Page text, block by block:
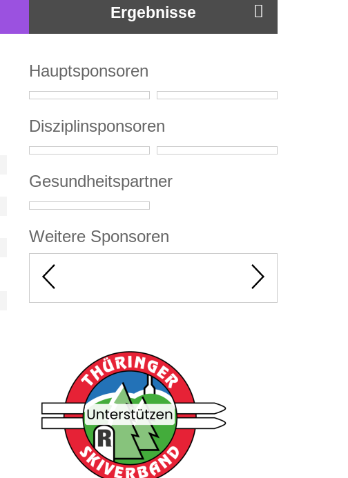
Ergebnisse
Hauptsponsoren
Disziplinsponsoren
Gesundheitspartner
Weitere Sponsoren